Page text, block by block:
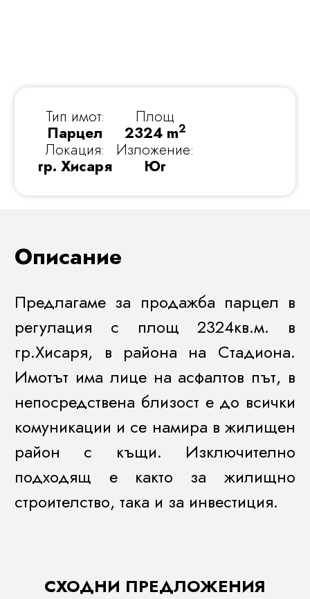
Тип имот:
Парцел
Локация:
гр. Хисаря
Площ
2324 m2
Изложение:
Юг
Описание
Предлагаме за продажба парцел в
регулация с площ 2324кв.м. в
гр.Хисаря, в района на Стадиона.
Имотът има лице на асфалтов път, в
непосредствена близост е до всички
комуникации и се намира в жилищен
район с къщи. Изключително
подходящ е както за жилищно
строителство, така и за инвестиция.
СХОДНИ ПРЕДЛОЖЕНИЯ